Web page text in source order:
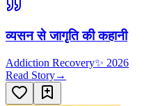
व्यसन से जागृति की कहानी
Addiction Recovery✨ 2026
Read Story→